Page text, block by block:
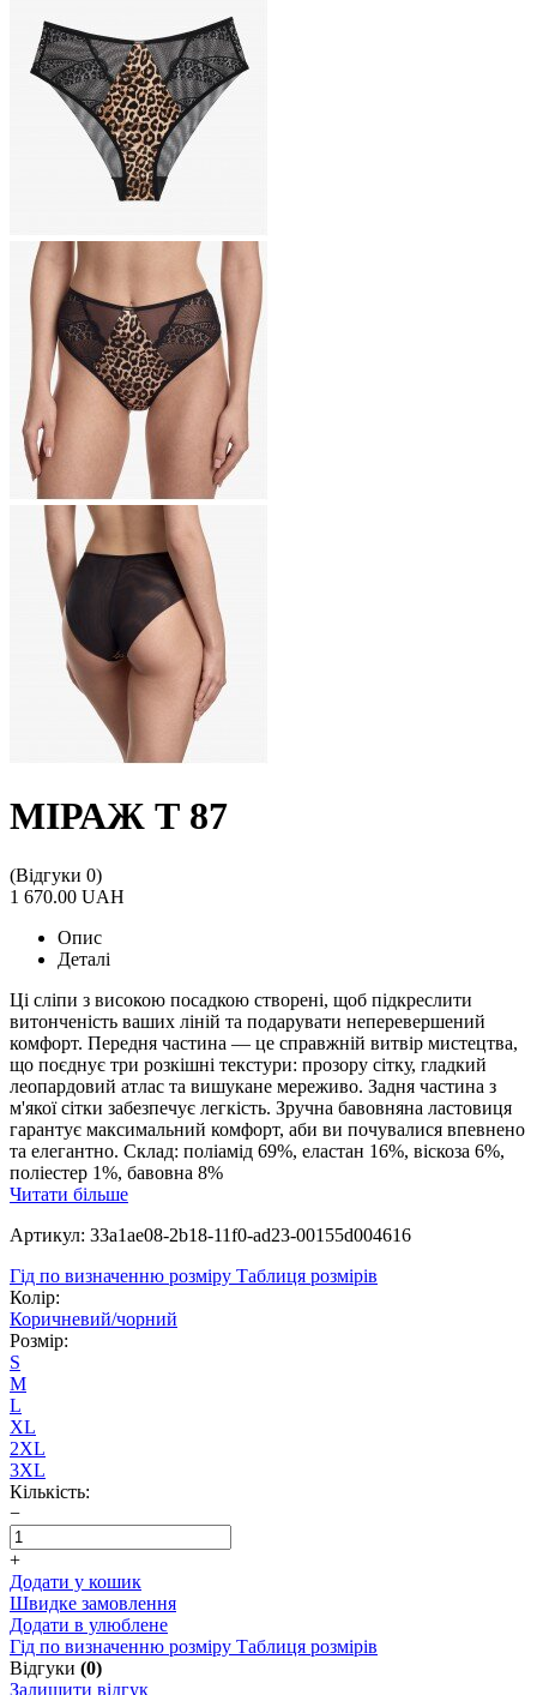
МІРАЖ Т 87
(Відгуки 0)
1 670.00 UAH
Опис
Деталі
Ці сліпи з високою посадкою створені, щоб підкреслити
витонченість ваших ліній та подарувати неперевершений
комфорт. Передня частина — це справжній витвір мистецтва,
що поєднує три розкішні текстури: прозору сітку, гладкий
леопардовий атлас та вишукане мереживо. Задня частина з
м'якої сітки забезпечує легкість. Зручна бавовняна ластовиця
гарантує максимальний комфорт, аби ви почувалися впевнено
та елегантно. Склад: поліамід 69%, еластан 16%, віскоза 6%,
поліестер 1%, бавовна 8%
Читати більше
Артикул: 33a1ae08-2b18-11f0-ad23-00155d004616
Гід по визначенню розміру Таблиця розмірів
Колір:
Коричневий/чорний
Розмір:
S
M
L
XL
2XL
3XL
Кількість:
−
+
Додати у кошик
Швидке замовлення
Додати в улюблене
Гід по визначенню розміру Таблиця розмірів
Відгуки (0)
Залишити відгук